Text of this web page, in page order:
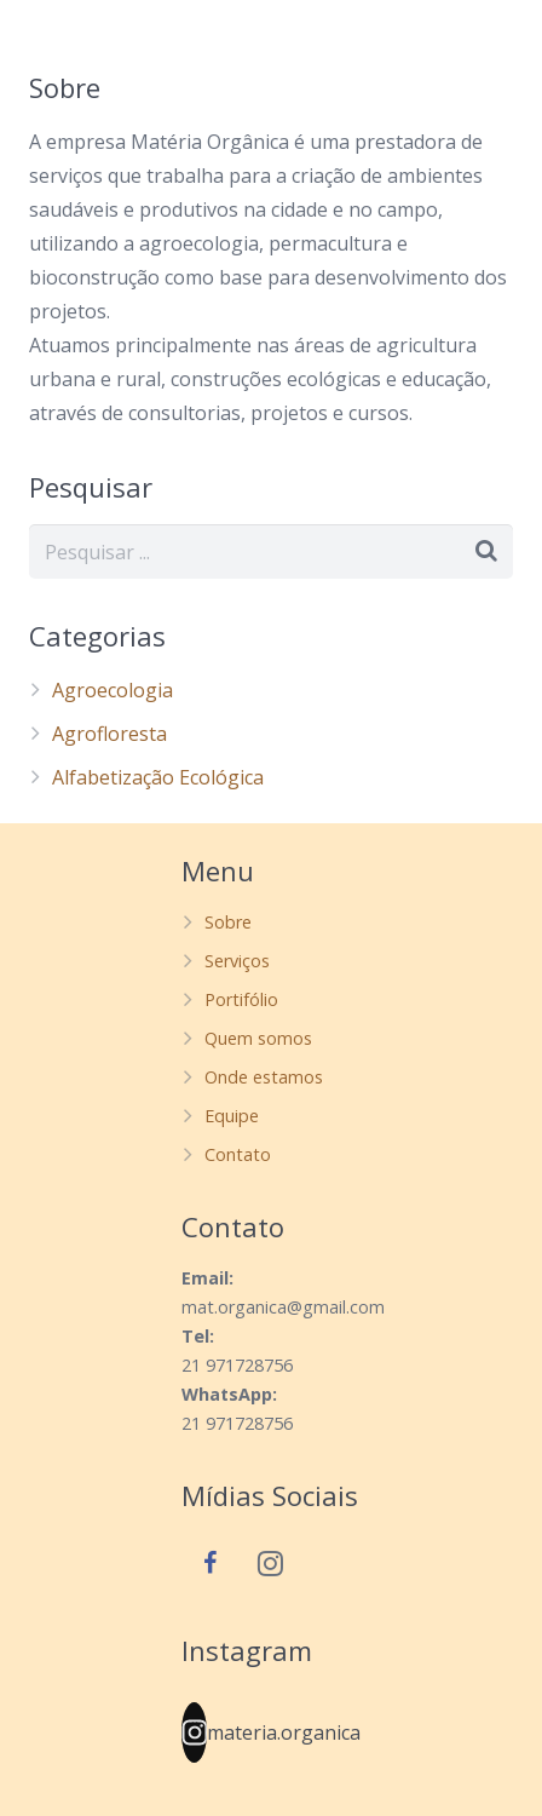
Sobre
A empresa Matéria Orgânica é uma prestadora de
serviços que trabalha para a criação de ambientes
saudáveis e produtivos na cidade e no campo,
utilizando a agroecologia, permacultura e
bioconstrução como base para desenvolvimento dos
projetos.
Atuamos principalmente nas áreas de agricultura
urbana e rural, construções ecológicas e educação,
através de consultorias, projetos e cursos.
Pesquisar
Categorias
Agroecologia
Agrofloresta
Alfabetização Ecológica
Menu
Sobre
Serviços
Portifólio
Quem somos
Onde estamos
Equipe
Contato
Contato
Email:
mat.organica@gmail.com
Tel:
21 971728756
WhatsApp:
21 971728756
Mídias Sociais
Instagram
materia.organica